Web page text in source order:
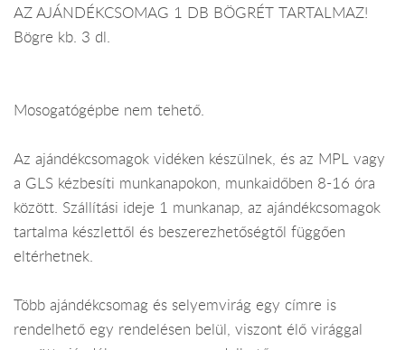
AZ AJÁNDÉKCSOMAG 1 DB BÖGRÉT TARTALMAZ!
Bögre kb. 3 dl.
Mosogatógépbe nem tehető.
Az ajándékcsomagok vidéken készülnek, és az MPL vagy
a GLS kézbesíti munkanapokon, munkaidőben 8-16 óra
között. Szállítási ideje 1 munkanap, az ajándékcsomagok
tartalma készlettől és beszerezhetőségtől függően
eltérhetnek.
Több ajándékcsomag és selyemvirág egy címre is
rendelhető egy rendelésen belül, viszont élő virággal